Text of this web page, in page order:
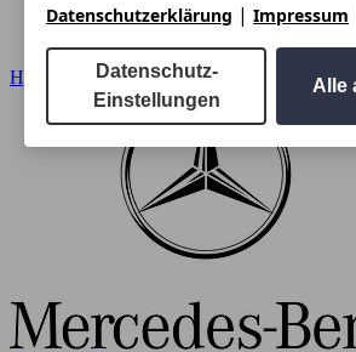
Hyundai
Datenschutzerklärung | Impressum
Datenschutz-
Einstellungen
Alle